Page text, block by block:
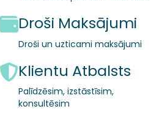
Droši Maksājumi
Droši un uzticami maksājumi
Klientu Atbalsts
Palīdzēsim, izstāstīsim,
konsultēsim